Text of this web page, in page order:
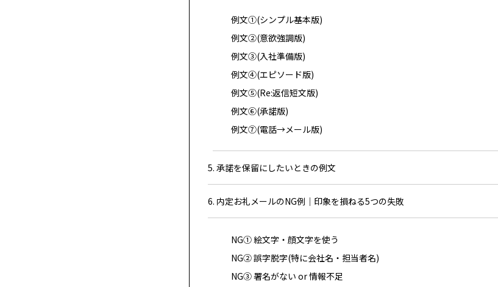
例文①(シンプル基本版)
例文②(意欲強調版)
例文③(入社準備版)
例文④(エピソード版)
例文⑤(Re:返信短文版)
例文⑥(承諾版)
例文⑦(電話→メール版)
5. 承諾を保留にしたいときの例文
6. 内定お礼メールのNG例｜印象を損ねる5つの失敗
NG① 絵文字・顔文字を使う
NG② 誤字脱字(特に会社名・担当者名)
NG③ 署名がない or 情報不足